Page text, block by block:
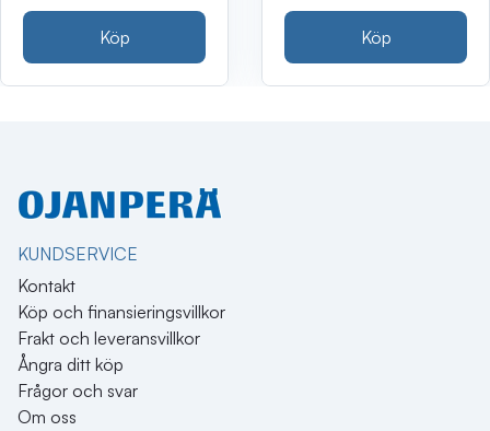
Köp Köp
KUNDSERVICE
Kontakt
Köp och finansieringsvillkor
Frakt och leveransvillkor
Ångra ditt köp
Frågor och svar
Om oss